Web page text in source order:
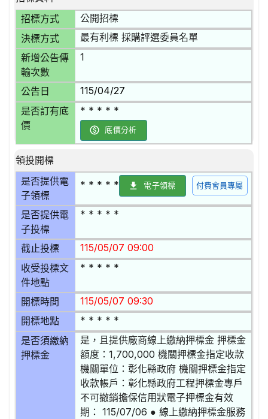
招標方式
公開招標
決標方式 最有利標 採購評選委員名單
新增公告傳
輸次數
1
公告日 115/04/27
是否訂有底
價
* * * * *
底價分析
領投開標
是否提供電
子領標
* * * * * 電子領標 付費會員專屬
是否提供電
子投標
* * * * *
截止投標 115/05/07 09:00
收受投標文
件地點
* * * * *
開標時間 115/05/07 09:30
開標地點 * * * * *
是否須繳納
押標金
是，且提供廠商線上繳納押標金 押標金
額度：1,700,000 機關押標金指定收款
機關單位：彰化縣政府 機關押標金指定
收款帳戶：彰化縣政府工程押標金專戶
不可撤銷擔保信用狀電子押標金有效
期： 115/07/06 ● 線上繳納押標金服務